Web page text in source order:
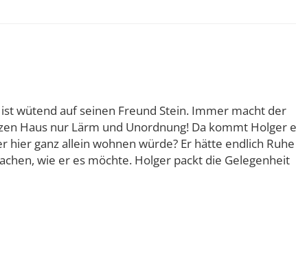
wütend auf seinen Freund Stein. Immer macht der
Haus nur Lärm und Unordnung! Da kommt Holger
hier ganz allein wohnen würde? Er hätte endlich
wie er es möchte. Holger packt die Gelegenheit